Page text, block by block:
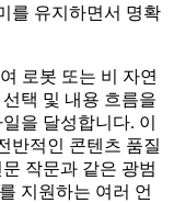
를 유지하면서 명확
로봇 또는 비 자연
택 및 내용 흐름을
을 달성합니다. 이
반적인 콘텐츠 품질
작문과 같은 광범
지원하는 여러 언